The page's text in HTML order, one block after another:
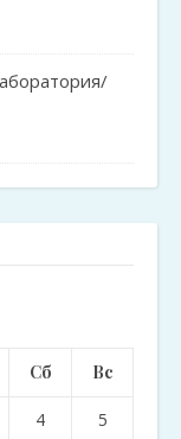
Сб Вс
4 5